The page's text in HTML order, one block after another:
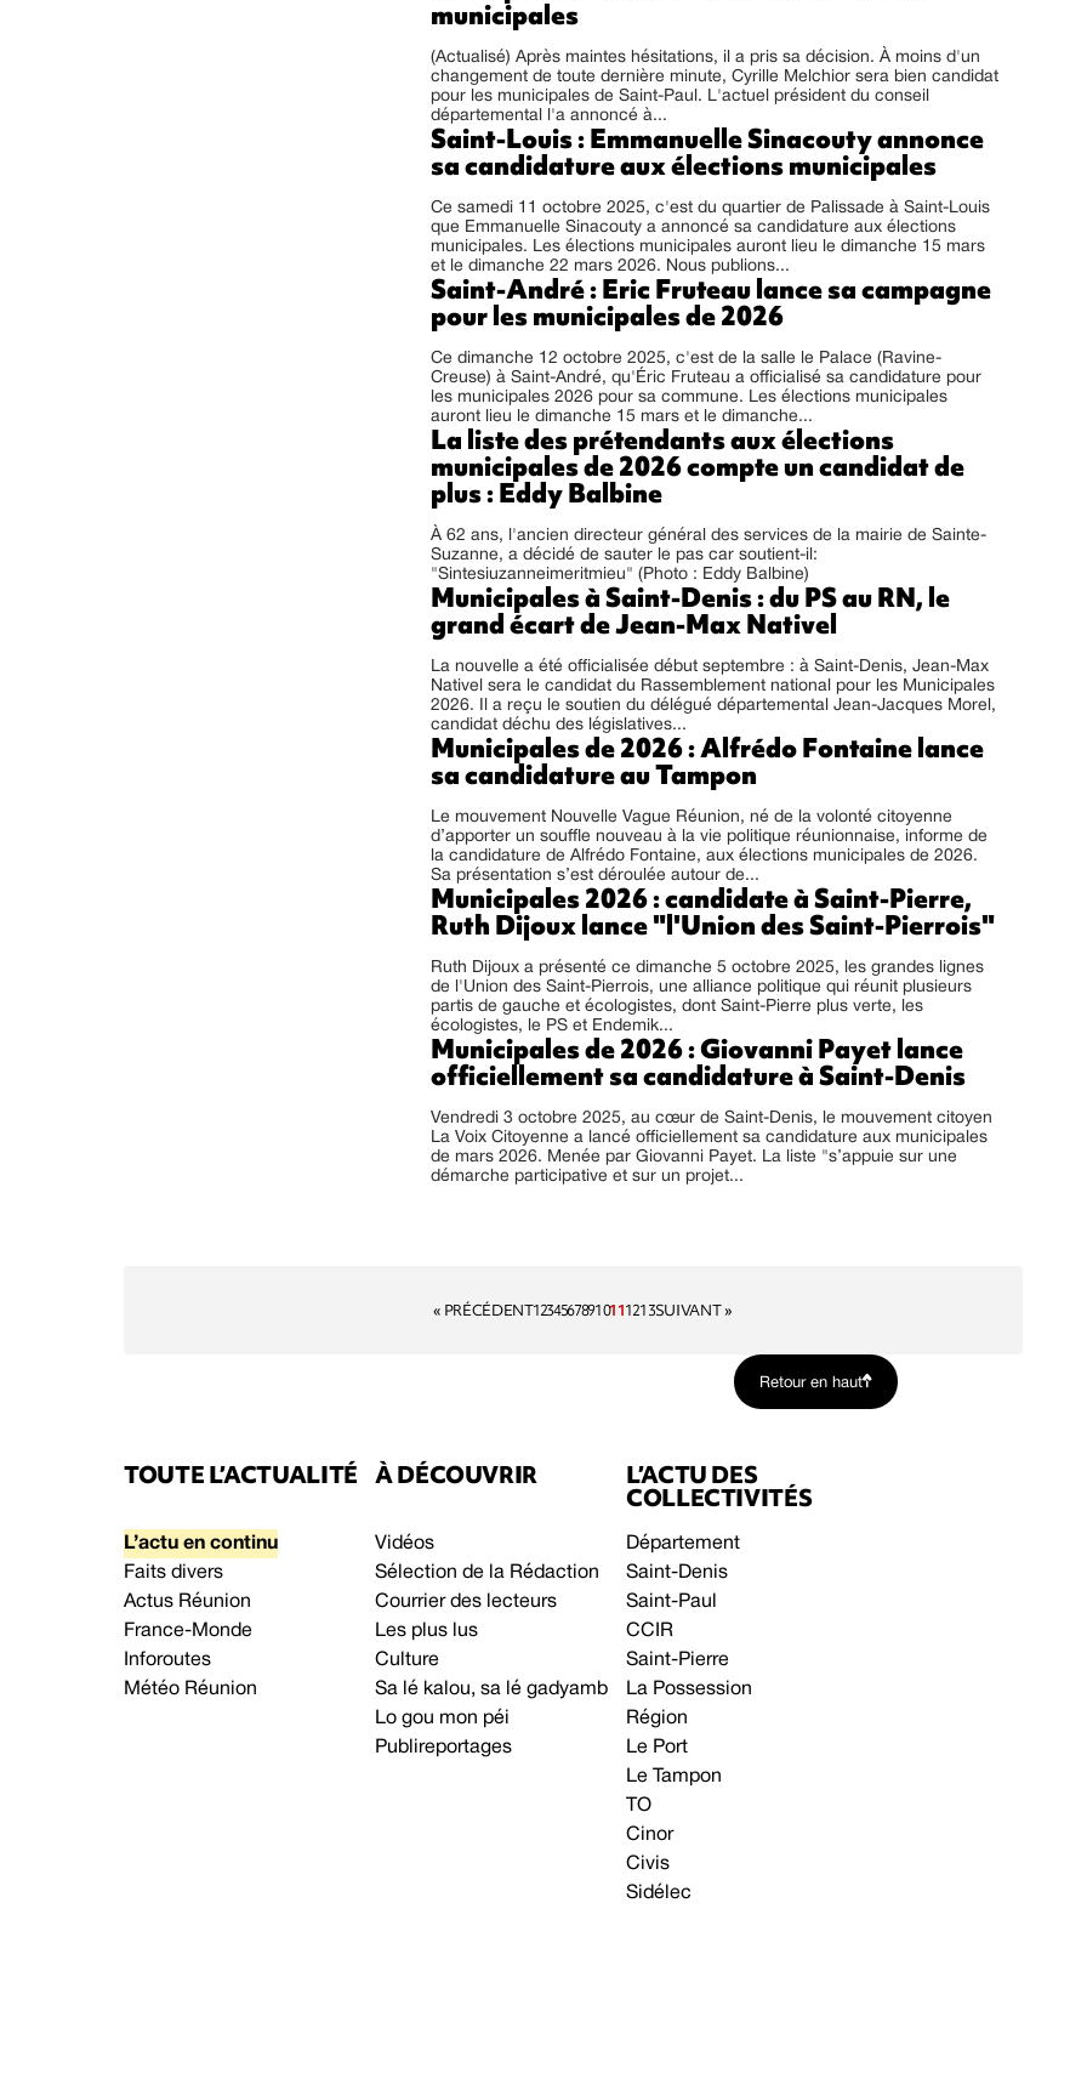
municipales
(Actualisé) Après maintes hésitations, il a pris sa décision. À moins d'un
changement de toute dernière minute, Cyrille Melchior sera bien candidat
pour les municipales de Saint-Paul. L'actuel président du conseil
départemental l'a annoncé à...
Saint-Louis : Emmanuelle Sinacouty annonce
sa candidature aux élections municipales
Ce samedi 11 octobre 2025, c'est du quartier de Palissade à Saint-Louis
que Emmanuelle Sinacouty a annoncé sa candidature aux élections
municipales. Les élections municipales auront lieu le dimanche 15 mars
et le dimanche 22 mars 2026. Nous publions...
Saint-André : Eric Fruteau lance sa campagne
pour les municipales de 2026
Ce dimanche 12 octobre 2025, c'est de la salle le Palace (Ravine-
Creuse) à Saint-André, qu'Éric Fruteau a officialisé sa candidature pour
les municipales 2026 pour sa commune. Les élections municipales
auront lieu le dimanche 15 mars et le dimanche...
La liste des prétendants aux élections
municipales de 2026 compte un candidat de
plus : Eddy Balbine
À 62 ans, l'ancien directeur général des services de la mairie de Sainte-
Suzanne, a décidé de sauter le pas car soutient-il:
"Sintesiuzanneimeritmieu" (Photo : Eddy Balbine)
Municipales à Saint-Denis : du PS au RN, le
grand écart de Jean-Max Nativel
La nouvelle a été officialisée début septembre : à Saint-Denis, Jean-Max
Nativel sera le candidat du Rassemblement national pour les Municipales
2026. Il a reçu le soutien du délégué départemental Jean-Jacques Morel,
candidat déchu des législatives...
Municipales de 2026 : Alfrédo Fontaine lance
sa candidature au Tampon
Le mouvement Nouvelle Vague Réunion, né de la volonté citoyenne
d’apporter un souffle nouveau à la vie politique réunionnaise, informe de
la candidature de Alfrédo Fontaine, aux élections municipales de 2026.
Sa présentation s’est déroulée autour de...
Municipales 2026 : candidate à Saint-Pierre,
Ruth Dijoux lance "l'Union des Saint-Pierrois"
Ruth Dijoux a présenté ce dimanche 5 octobre 2025, les grandes lignes
de l'Union des Saint-Pierrois, une alliance politique qui réunit plusieurs
partis de gauche et écologistes, dont Saint-Pierre plus verte, les
écologistes, le PS et Endemik...
Municipales de 2026 : Giovanni Payet lance
officiellement sa candidature à Saint-Denis
Vendredi 3 octobre 2025, au cœur de Saint-Denis, le mouvement citoyen
La Voix Citoyenne a lancé officiellement sa candidature aux municipales
de mars 2026. Menée par Giovanni Payet. La liste "s’appuie sur une
démarche participative et sur un projet...
« PRÉCÉDENT12345678910111213SUIVANT »
Retour en haut
TOUTE L’ACTUALITÉ
L’actu en continu
Faits divers
Actus Réunion
France-Monde
Inforoutes
Météo Réunion
À DÉCOUVRIR
Vidéos
Sélection de la Rédaction
Courrier des lecteurs
Les plus lus
Culture
Sa lé kalou, sa lé gadyamb
Lo gou mon péi
Publireportages
L’ACTU DES
COLLECTIVITÉS
Département
Saint-Denis
Saint-Paul
CCIR
Saint-Pierre
La Possession
Région
Le Port
Le Tampon
TO
Cinor
Civis
Sidélec